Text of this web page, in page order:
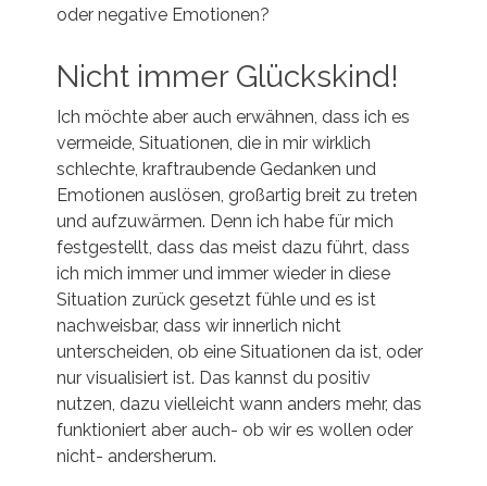
oder negative Emotionen?
Nicht immer Glückskind!
Ich möchte aber auch erwähnen, dass ich es
vermeide, Situationen, die in mir wirklich
schlechte, kraftraubende Gedanken und
Emotionen auslösen, großartig breit zu treten
und aufzuwärmen. Denn ich habe für mich
festgestellt, dass das meist dazu führt, dass
ich mich immer und immer wieder in diese
Situation zurück gesetzt fühle und es ist
nachweisbar, dass wir innerlich nicht
unterscheiden, ob eine Situationen da ist, oder
nur visualisiert ist. Das kannst du positiv
nutzen, dazu vielleicht wann anders mehr, das
funktioniert aber auch- ob wir es wollen oder
nicht- andersherum.